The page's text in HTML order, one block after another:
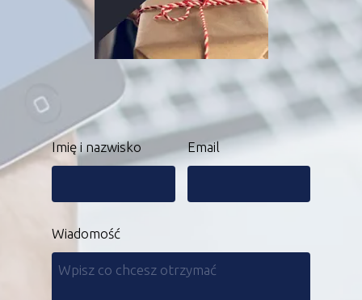
Imię i nazwisko Email
Wiadomość